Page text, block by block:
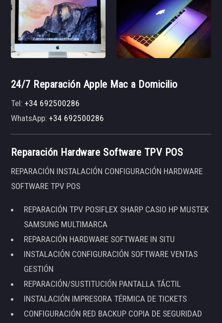
24/7 Reparación Apple Mac a Domicilio
Tel:+34 692500286
WhatsApp:+34 692500286
Reparación Hardware Software TPV POS
REPARACIÓN INSTALACIÓN CONFIGURACIÓN HARDWARE
SOFTWARE TPV POS
REPARACIÓN TPV POSIFLEX SHARP CASIO HP MUSTEK
SAMSUNG MULTIMARCA
REPARACIÓN HARDWARE SOFTWARE IN SITU
INSTALACIÓN CONFIGURACIÓN SOFTWARE VENTAS
GESTIÓN
REPARACIÓN/SUSTITUCIÓN PANTALLA TÁCTIL
INSTALACIÓN IMPRESORA TÉRMICA DE TICKETS
CONFIGURACIÓN RED BACKUP COPIA DE SEGURIDAD